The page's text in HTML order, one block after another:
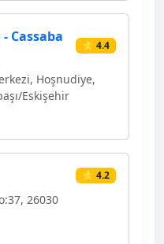
Cassaba
⭐ 4.4
Hoşnudiye,
Eskişehir
⭐ 4.2
26030